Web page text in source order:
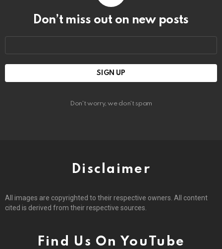
Don’t miss out on new posts
Don't worry, we don't spam
Disclaimer
All images are copyrighted to their respective owners. All content
cited is derived from their respective sources.
Find Us On YouTube